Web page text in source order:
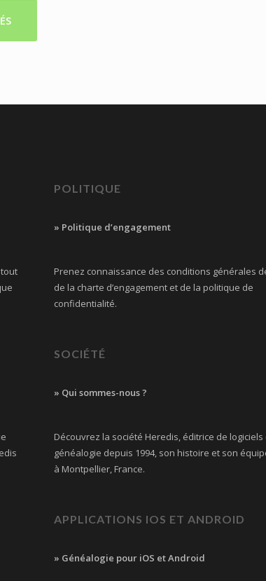
POLITIQUE
» Politique d’engagement
Prenez connaissance des conditions générales
de la charte d’engagement et de la politique de
confidentialité.
SOCIÉTÉ
» Qui sommes-nous ?
Découvrez la société Heredis, éditrice de logiciels
généalogie depuis 1994, son histoire et son
à Montpellier, France.
APPLICATIONS IOS ET ANDROID
» Généalogie pour iOS et Android